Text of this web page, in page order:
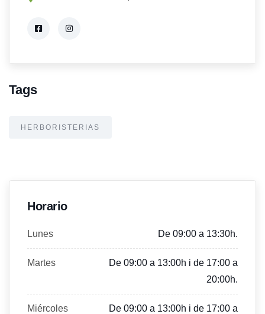
Tags
HERBORISTERIAS
Horario
Lunes De 09:00 a 13:30h.
Martes
De 09:00 a 13:00h i de 17:00 a
20:00h.
Miércoles
De 09:00 a 13:00h i de 17:00 a